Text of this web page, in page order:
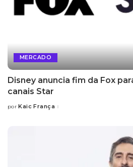
MERCADO
Disney anuncia fim da Fox
canais Star
Posted
por Kaic França